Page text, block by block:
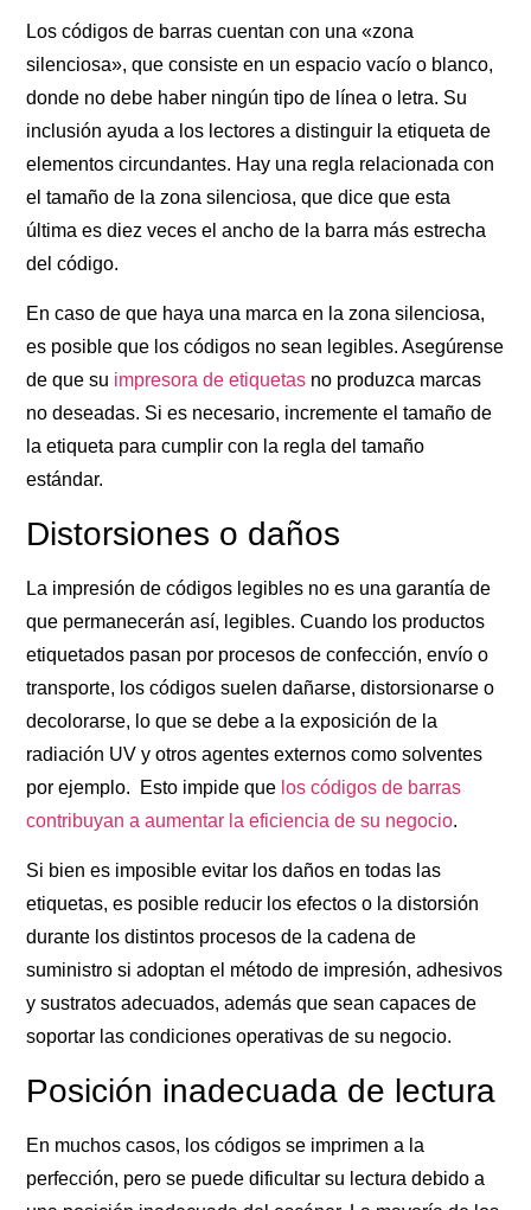
Los códigos de barras cuentan con una «zona
silenciosa», que consiste en un espacio vacío o blanco,
donde no debe haber ningún tipo de línea o letra. Su
inclusión ayuda a los lectores a distinguir la etiqueta de
elementos circundantes. Hay una regla relacionada con
el tamaño de la zona silenciosa, que dice que esta
última es diez veces el ancho de la barra más estrecha
del código.
En caso de que haya una marca en la zona silenciosa,
es posible que los códigos no sean legibles. Asegúrense
de que su impresora de etiquetas no produzca marcas
no deseadas. Si es necesario, incremente el tamaño de
la etiqueta para cumplir con la regla del tamaño
estándar.
Distorsiones o daños
La impresión de códigos legibles no es una garantía de
que permanecerán así, legibles. Cuando los productos
etiquetados pasan por procesos de confección, envío o
transporte, los códigos suelen dañarse, distorsionarse o
decolorarse, lo que se debe a la exposición de la
radiación UV y otros agentes externos como solventes
por ejemplo. Esto impide que los códigos de barras
contribuyan a aumentar la eficiencia de su negocio.
Si bien es imposible evitar los daños en todas las
etiquetas, es posible reducir los efectos o la distorsión
durante los distintos procesos de la cadena de
suministro si adoptan el método de impresión, adhesivos
y sustratos adecuados, además que sean capaces de
soportar las condiciones operativas de su negocio.
Posición inadecuada de lectura
En muchos casos, los códigos se imprimen a la
perfección, pero se puede dificultar su lectura debido a